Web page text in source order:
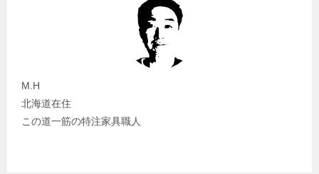
M.H
北海道在住
この道一筋の特注家具職人